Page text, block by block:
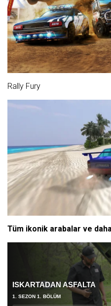
Rally Fury
Tüm ikonik arabalar ve
ISKARTADAN ASFALTA
1. SEZON 1. BÖLÜM